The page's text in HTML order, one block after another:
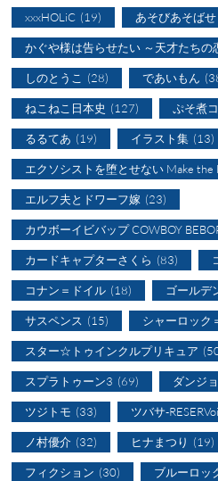
xxxHOLiC (19) あそびあそばせ
かぐや様は告らせたい ～天才たちの
しのとうこ (28) であいもん
ねこねこ日本史 (127) ぷそ煮
るるてあ (19) イラスト集 (13)
エクソシストを堕とせない Make the
エルフ夫とドワーフ嫁 (23)
カウボーイビバップ COWBOY
カードキャプターさくら (83)
コナン＝ドイル (18) ゴールデ
サスペンス (15) シャーロック
スター☆トゥインクルプリキュア
スプラトゥーン3 (69) ダンジ
ツジトモ (33) ツバサ-
ノ村優介 (32) ヒナまつり (19)
フィクション (30) ブルーロッ